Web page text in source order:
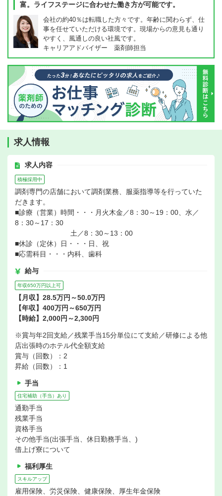
富。ライフステージに合わせた働き方が可能です。
会社の約40％は転職した方々です。年齢に関わらず、仕
事を任せていただける環境です。現場からの意見も通り
やすく、風通しの良い社風です。
キャリアアドバイザー 薬剤師担当
求人情報
求人内容
積極採用中
調剤専門の店舗において調剤業務、服薬指導等を行っていた
だきます。
■診療（営業）時間・・・月火木金／8：30～19：00、水／
8：30～17：30
土／8：30～13：00
■休診（定休）日・・・日、祝
■応需科目・・・内科、歯科
給与
年収650万円以上可
【月収】28.5万円～50.0万円
【年収】400万円～650万円
【時給】2,000円～2,300円
※賞与年2回支給／残業手当15分単位にて支給／研修による他
店出張時のホテル代全額支給
賞与（回数）：2
昇給（回数）：1
手当
住宅補助（手当）あり
通勤手当
残業手当
資格手当
その他手当(出張手当、休日勤務手当、)
借上げ寮について
福利厚生
スキルアップ
雇用保険、労災保険、健康保険、厚生年金保険